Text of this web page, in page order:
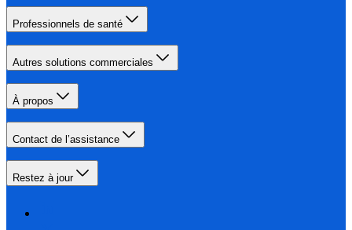
Professionnels de santé
Autres solutions commerciales
À propos
Contact de l’assistance
Restez à jour